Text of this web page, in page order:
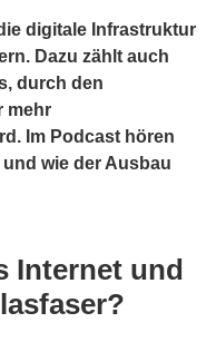
digitale Infrastruktur
Dazu zählt auch
durch den
mehr
Im Podcast hören
wie der Ausbau
Internet und